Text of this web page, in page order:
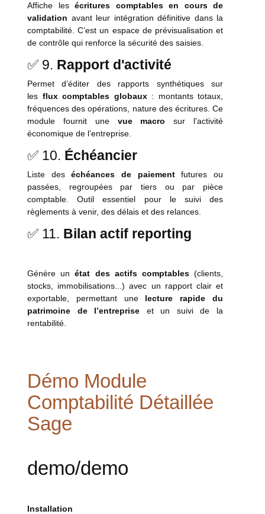
Affiche les écritures comptables en cours de
validation avant leur intégration définitive dans la
comptabilité. C’est un espace de prévisualisation et
de contrôle qui renforce la sécurité des saisies.
✅ 9. Rapport d'activité
Permet d’éditer des rapports synthétiques sur
les flux comptables globaux: montants totaux,
fréquences des opérations, nature des écritures. Ce
module fournit une vue macro sur l’activité
économique de l’entreprise.
✅ 10. Échéancier
Liste deséchéances de paiementfutures ou
passées, regroupées par tiers ou par pièce
comptable. Outil essentiel pour le suivi des
règlements à venir, des délais et des relances.
✅ 11. Bilan actif reporting
Génère unétat des actifs comptables(clients,
stocks, immobilisations...) avec un rapport clair et
exportable, permettant une lecture rapide du
patrimoine de l’entreprise et un suivi de la
rentabilité.
Démo Module
Comptabilité Détaillée
Sage
demo/demo
Installation